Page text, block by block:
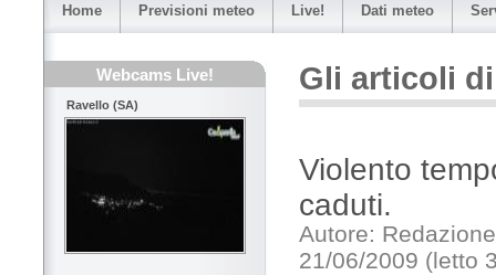
Home Previsioni meteo Live! Dati meteo
Webcams Live!
Ravello (SA)
Gli articoli
Violento
caduti.
Autore:
21/06/2009 (letto